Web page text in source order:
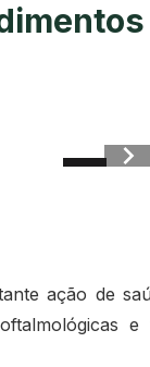
ação de
e